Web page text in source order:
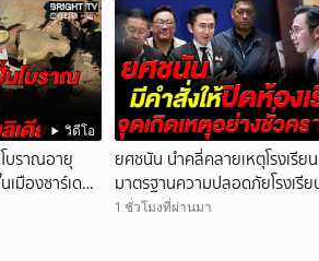
วิดีโอ
บราณอายุ
มืองซาร์เดส
ยศชนัน นำคลี่คลายเหตุโรงเรีย
มาตรฐานความปลอดภัยโรงเรีย
ชาติ ใน 90 วัน
1 ชั่วโมงที่ผ่านมา